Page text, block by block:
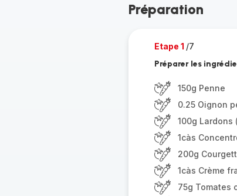
Préparation
Etape 1 /7
Préparer les
150g Penne
0.25 Oignon
100g Lardons
1càs
200g
1càs Crème
75g Tomates